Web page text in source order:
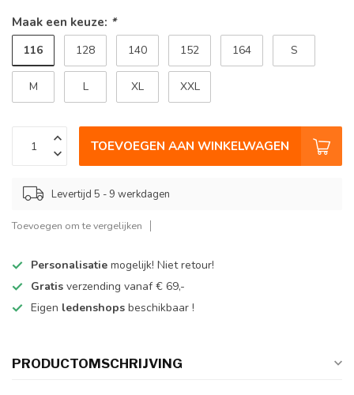
Maak een keuze: *
116 128 140 152 164 S
M L XL XXL
TOEVOEGEN AAN WINKELWAGEN
Levertijd 5 - 9 werkdagen
Toevoegen om te vergelijken
Personalisatie mogelijk! Niet retour!
Gratis verzending vanaf € 69,-
Eigen ledenshops beschikbaar !
PRODUCTOMSCHRIJVING